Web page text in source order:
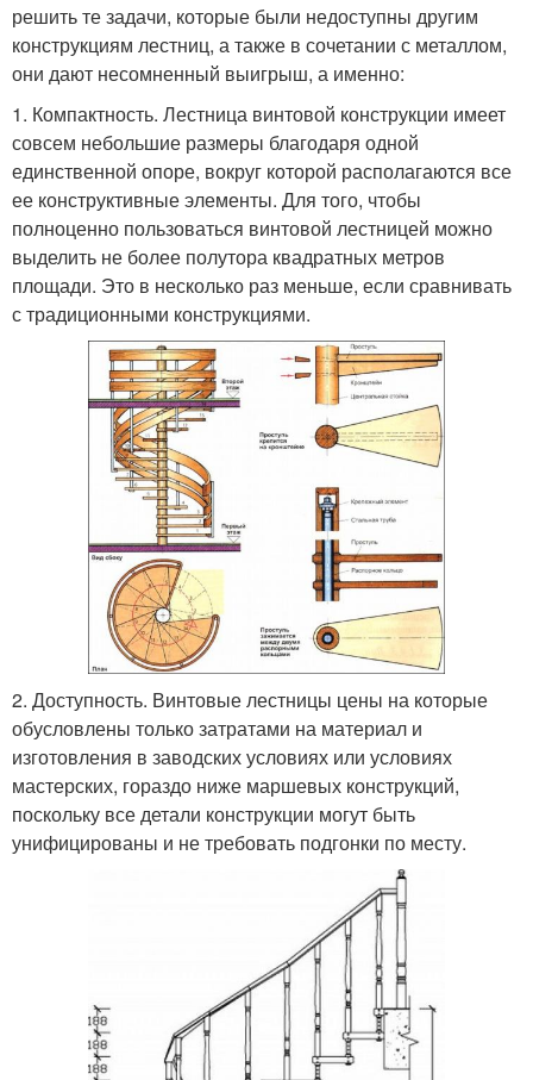
решить те задачи, которые были недоступны другим
конструкциям лестниц, а также в сочетании с металлом,
они дают несомненный выигрыш, а именно:
1. Компактность. Лестница винтовой конструкции имеет
совсем небольшие размеры благодаря одной
единственной опоре, вокруг которой располагаются все
ее конструктивные элементы. Для того, чтобы
полноценно пользоваться винтовой лестницей можно
выделить не более полутора квадратных метров
площади. Это в несколько раз меньше, если сравнивать
с традиционными конструкциями.
2. Доступность. Винтовые лестницы цены на которые
обусловлены только затратами на материал и
изготовления в заводских условиях или условиях
мастерских, гораздо ниже маршевых конструкций,
поскольку все детали конструкции могут быть
унифицированы и не требовать подгонки по месту.